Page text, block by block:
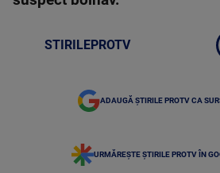
STIRILEPROTV
ADAUGĂ ȘTIRILE PROTV CA
URMĂREȘTE ȘTIRILE PROTV ÎN